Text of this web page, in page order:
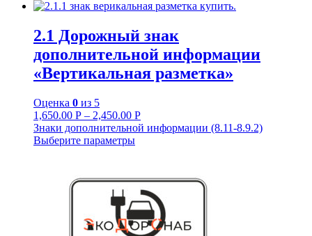
2.1 Дорожный знак
дополнительной информации
«Вертикальная разметка»
Оценка 0 из 5
1,650.00 Р – 2,450.00 Р
Знаки дополнительной информации (8.11-8.9.2)
Выберите параметры